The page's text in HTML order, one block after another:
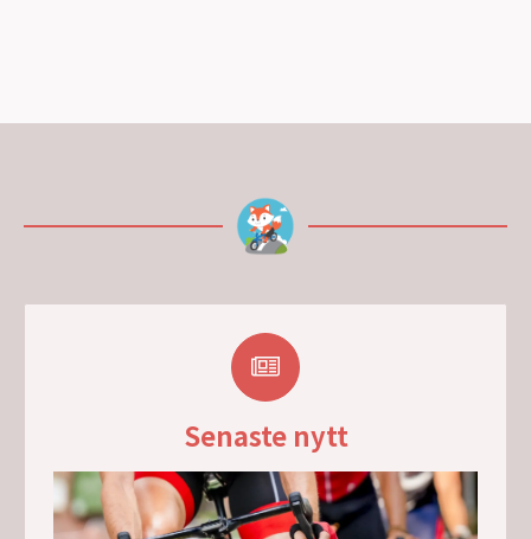
Senaste nytt